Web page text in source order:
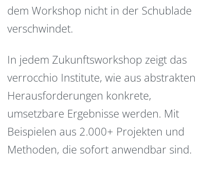
dem Workshop nicht in der Schublade
verschwindet.
In jedem Zukunftsworkshop zeigt das
verrocchio Institute, wie aus abstrakten
Herausforderungen konkrete,
umsetzbare Ergebnisse werden. Mit
Beispielen aus 2.000+ Projekten und
Methoden, die sofort anwendbar sind.